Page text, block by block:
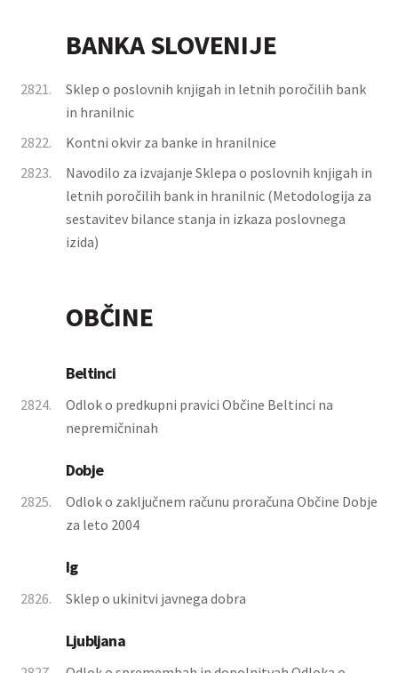
BANKA SLOVENIJE
2821.
Sklep o poslovnih knjigah in letnih poročilih bank
in hranilnic
2822.
Kontni okvir za banke in hranilnice
2823.
Navodilo za izvajanje Sklepa o poslovnih knjigah in
letnih poročilih bank in hranilnic (Metodologija za
sestavitev bilance stanja in izkaza poslovnega
izida)
OBČINE
Beltinci
2824.
Odlok o predkupni pravici Občine Beltinci na
nepremičninah
Dobje
2825.
Odlok o zaključnem računu proračuna Občine Dobje
za leto 2004
Ig
2826. Sklep o ukinitvi javnega dobra
Ljubljana